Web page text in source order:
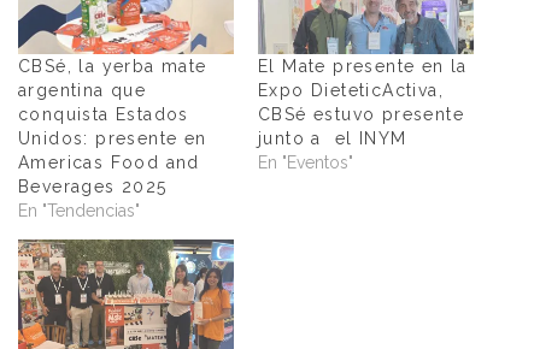
CBSé, la yerba mate
argentina que
conquista Estados
Unidos: presente en
Americas Food and
Beverages 2025
En "Tendencias"
El Mate presente en la
Expo DieteticActiva,
CBSé estuvo presente
junto a el INYM
En "Eventos"